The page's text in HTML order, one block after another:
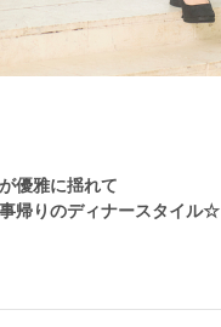
優雅に揺れて
帰りのディナースタイル☆